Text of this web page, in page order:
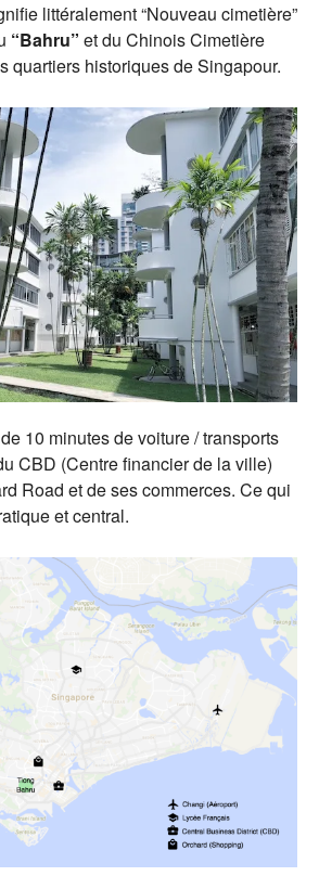
littéralement “Nouveau cimetière”
“Bahru” et du Chinois Cimetière
quartiers historiques de Singapour.
10 minutes de voiture / transports
CBD (Centre financier de la ville)
Road et de ses commerces. Ce qui
et central.